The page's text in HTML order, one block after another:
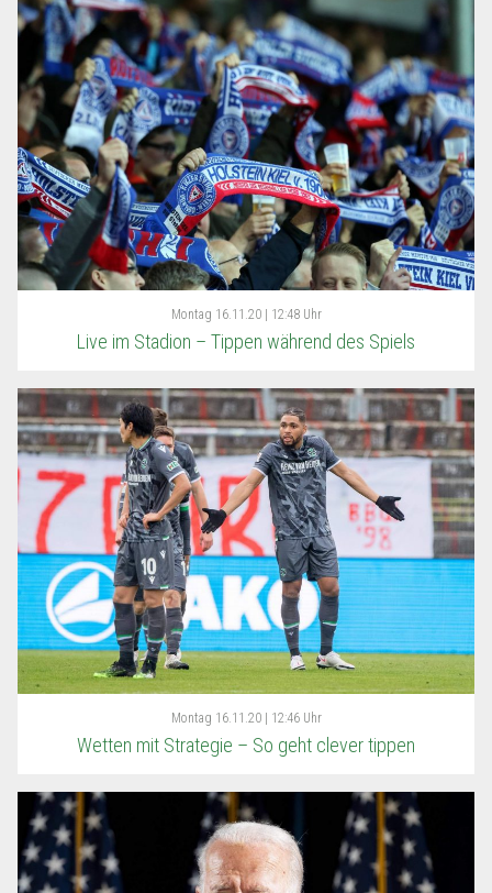
Montag 16.11.20 | 12:48 Uhr
Live im Stadion – Tippen während des Spiels
Montag 16.11.20 | 12:46 Uhr
Wetten mit Strategie – So geht clever tippen